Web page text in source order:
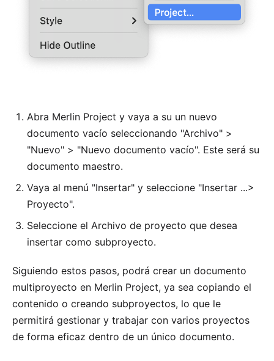
Abra Merlin Project y vaya a su un nuevo
documento vacío seleccionando "Archivo" >
"Nuevo" > "Nuevo documento vacío". Este será su
documento maestro.
Vaya al menú "Insertar" y seleccione "Insertar ...>
Proyecto".
Seleccione el Archivo de proyecto que desea
insertar como subproyecto.
Siguiendo estos pasos, podrá crear un documento
multiproyecto en Merlin Project, ya sea copiando el
contenido o creando subproyectos, lo que le
permitirá gestionar y trabajar con varios proyectos
de forma eficaz dentro de un único documento.